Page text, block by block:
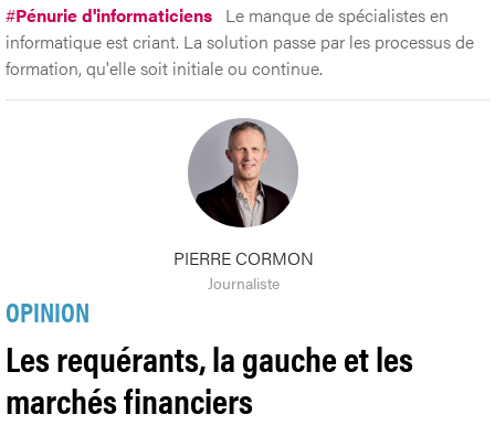
#Pénurie d'informaticiens Le manque de spécialistes en
informatique est criant. La solution passe par les processus de
formation, qu'elle soit initiale ou continue.
PIERRE CORMON
Journaliste
OPINION
Les requérants, la gauche et les
marchés financiers